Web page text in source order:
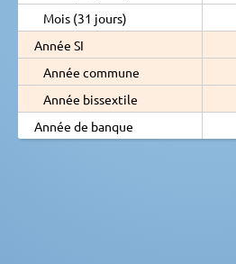
Mois (31 jours)
Année SI
Année commune
Année bissextile
Année de banque